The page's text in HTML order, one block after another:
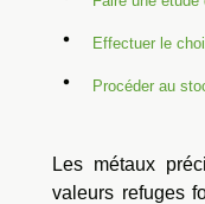
Effectuer le
Procéder au
Les métaux
valeurs refuges